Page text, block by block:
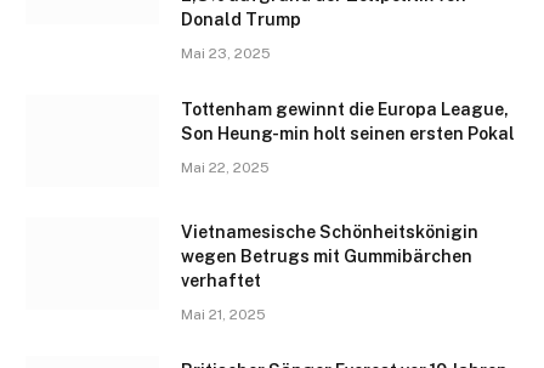
Donald Trump
Mai 23, 2025
Tottenham gewinnt die Europa League,
Son Heung-min holt seinen ersten Pokal
Mai 22, 2025
Vietnamesische Schönheitskönigin
wegen Betrugs mit Gummibärchen
verhaftet
Mai 21, 2025